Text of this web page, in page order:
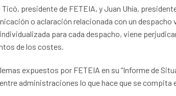
presidente de FETEIA, y Juan Uhía,
o aclaración relacionada con un
para cada despacho, viene
de los costes.
expuestos por FETEIA en su “Informe de
administraciones lo que hace que se compita